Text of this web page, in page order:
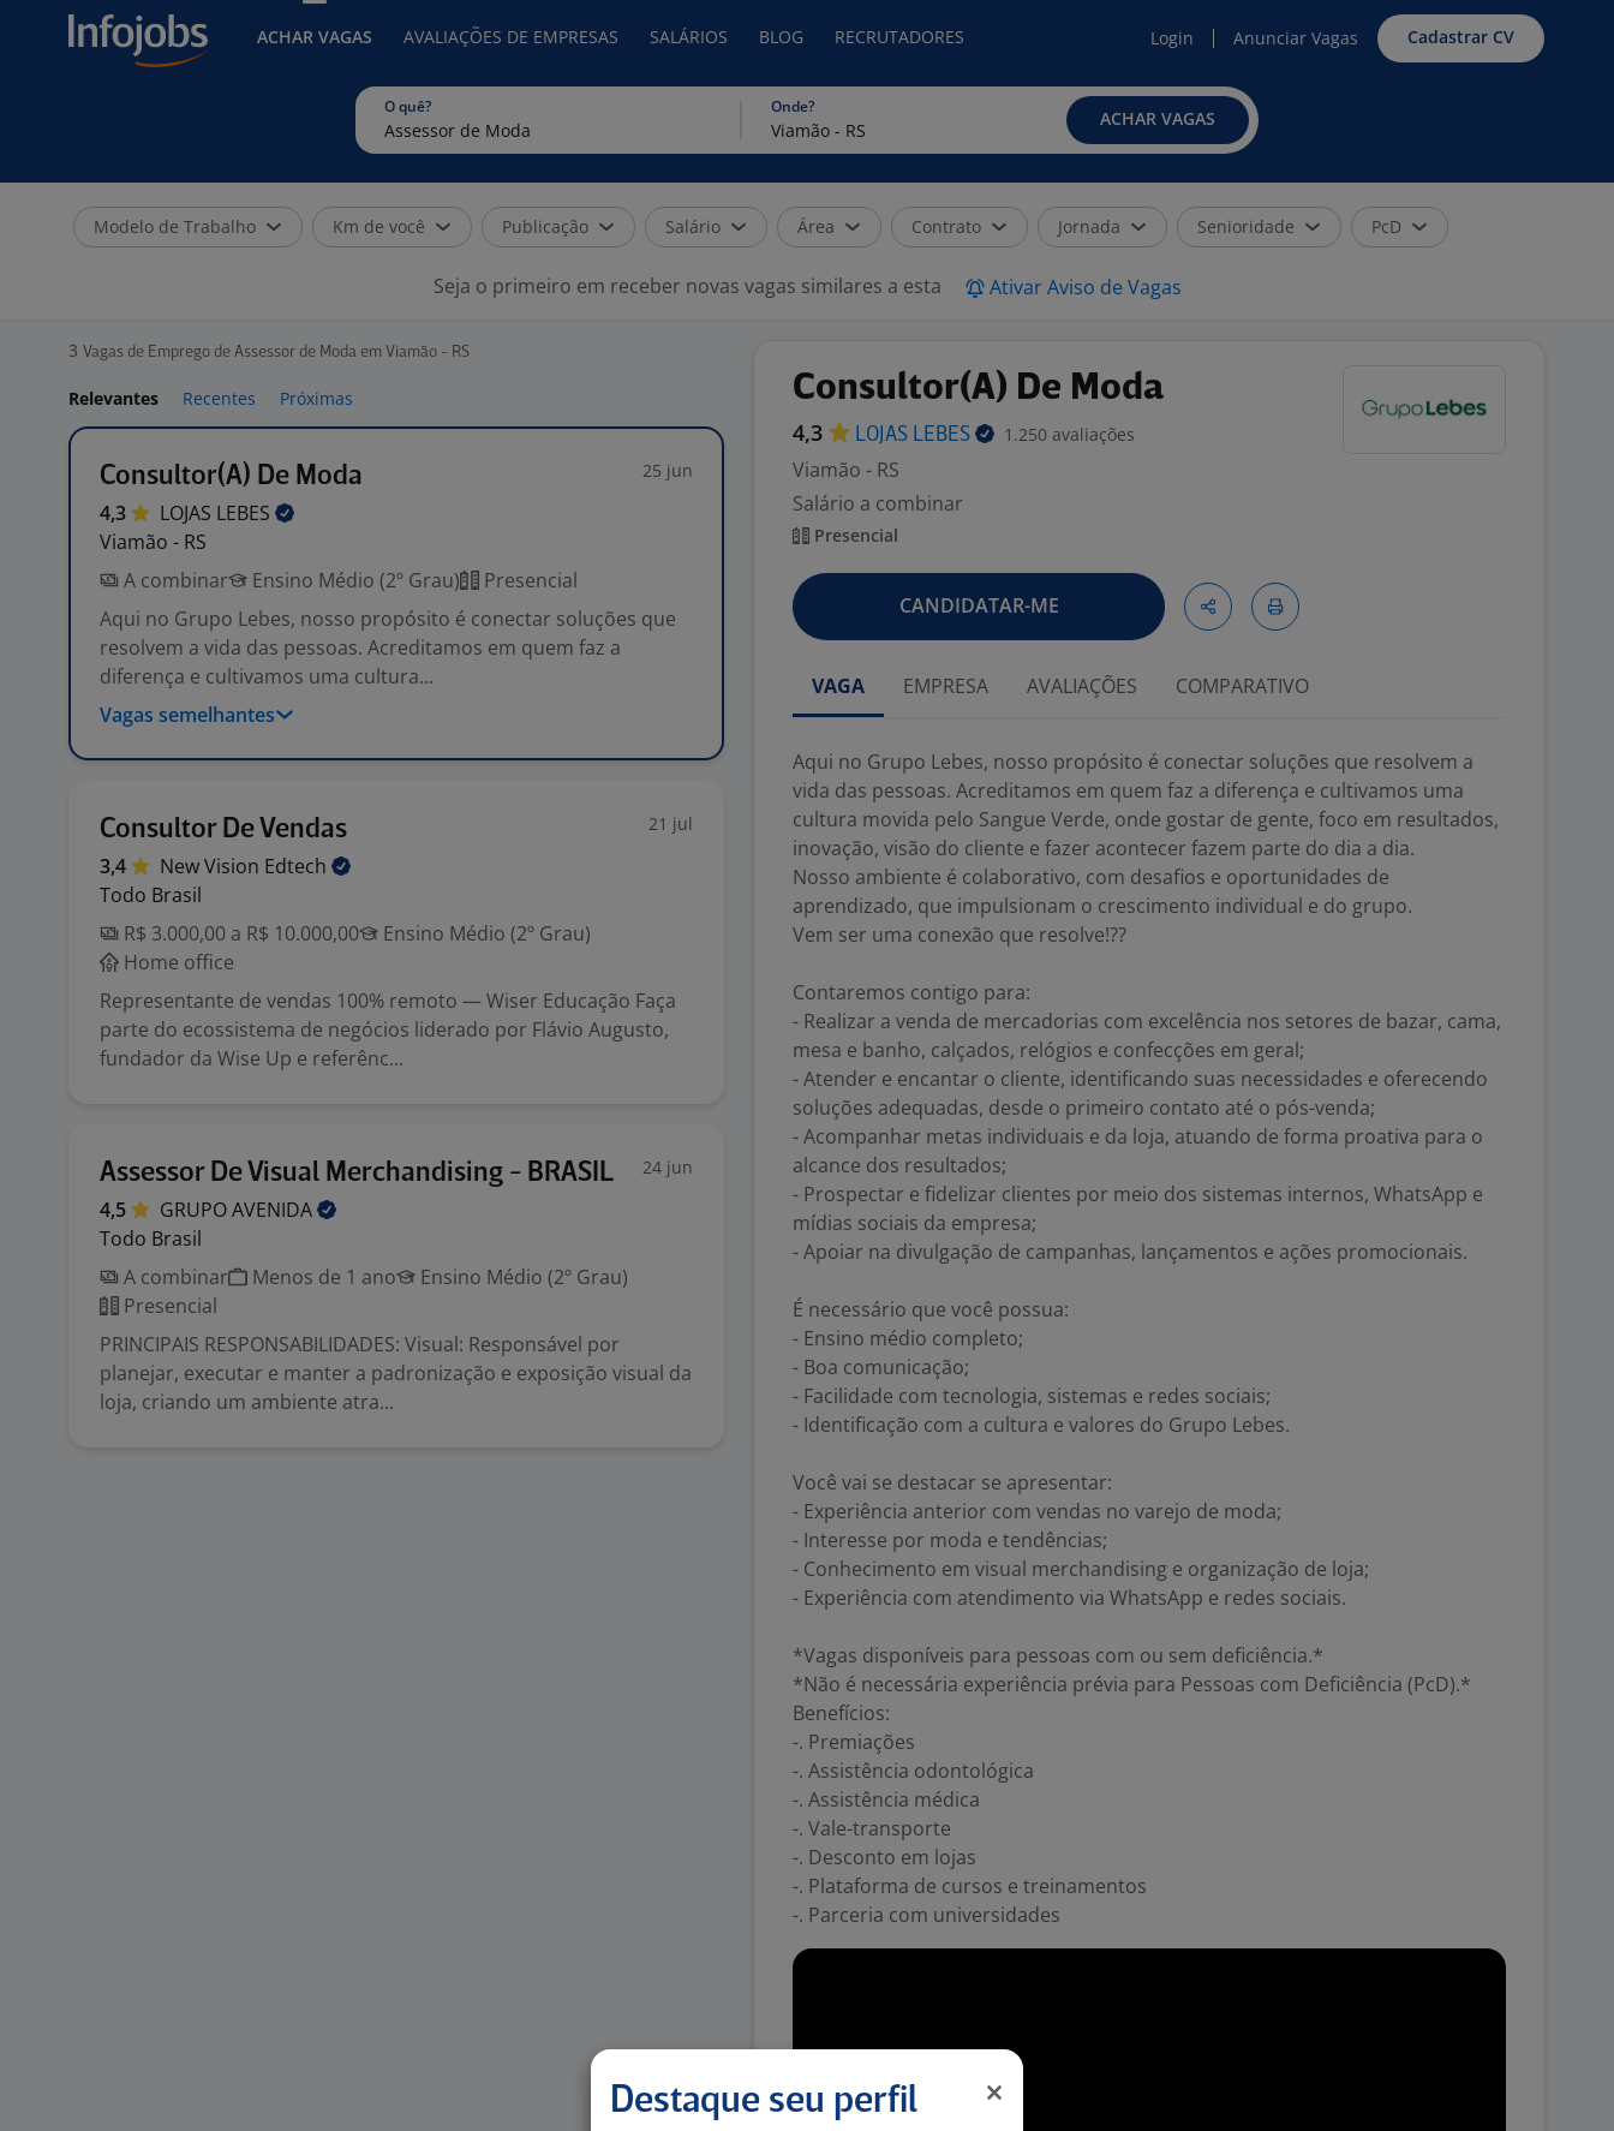
ACHAR VAGAS AVALIAÇÕES DE EMPRESAS SALÁRIOS BLOG RECRUTADORES Login Anunciar Vagas Cadastrar CV
O quê? Onde?
ACHAR VAGAS
Modelo de Trabalho Km de você Publicação Salário Área Contrato Jornada Senioridade PcD
Seja o primeiro em receber novas vagas similares a esta Ativar Aviso de Vagas
3 Vagas de Emprego de Assessor de Moda em Viamão - RS
Relevantes Recentes Próximas
Consultor(A) De Moda 25 jun
4,3 LOJAS LEBES
Viamão - RS
A combinar
Ensino Médio (2º Grau)
Presencial
Aqui no Grupo Lebes, nosso propósito é conectar soluções que
resolvem a vida das pessoas. Acreditamos em quem faz a
diferença e cultivamos uma cultura...
Vagas semelhantes
Consultor De Vendas 21 jul
3,4 New Vision Edtech
Todo Brasil
R$ 3.000,00 a R$ 10.000,00
Ensino Médio (2º Grau)
Home office
Representante de vendas 100% remoto — Wiser Educação Faça
parte do ecossistema de negócios liderado por Flávio Augusto,
fundador da Wise Up e referênc...
Assessor De Visual Merchandising - BRASIL 24 jun
4,5 GRUPOAVENIDA
Todo Brasil
A combinar
Menos de 1 ano
Ensino Médio (2º Grau)
Presencial
PRINCIPAIS RESPONSABILIDADES: Visual: Responsável por
planejar, executar e manter a padronização e exposição visual da
loja, criando um ambiente atra...
Consultor(A) De Moda
4,3 LOJAS LEBES 1.250 avaliações
Viamão - RS
Salário a combinar
Presencial
CANDIDATAR-ME
VAGA EMPRESA AVALIAÇÕES COMPARATIVO
Aqui no Grupo Lebes, nosso propósito é conectar soluções que resolvem a
vida das pessoas. Acreditamos em quem faz a diferença e cultivamos uma
cultura movida pelo Sangue Verde, onde gostar de gente, foco em resultados,
inovação, visão do cliente e fazer acontecer fazem parte do dia a dia.
Nosso ambiente é colaborativo, com desafios e oportunidades de
aprendizado, que impulsionam o crescimento individual e do grupo.
Vem ser uma conexão que resolve!??
Contaremos contigo para:
- Realizar a venda de mercadorias com excelência nos setores de bazar, cama,
mesa e banho, calçados, relógios e confecções em geral;
- Atender e encantar o cliente, identificando suas necessidades e oferecendo
soluções adequadas, desde o primeiro contato até o pós-venda;
- Acompanhar metas individuais e da loja, atuando de forma proativa para o
alcance dos resultados;
- Prospectar e fidelizar clientes por meio dos sistemas internos, WhatsApp e
mídias sociais da empresa;
- Apoiar na divulgação de campanhas, lançamentos e ações promocionais.
É necessário que você possua:
- Ensino médio completo;
- Boa comunicação;
- Facilidade com tecnologia, sistemas e redes sociais;
- Identificação com a cultura e valores do Grupo Lebes.
Você vai se destacar se apresentar:
- Experiência anterior com vendas no varejo de moda;
- Interesse por moda e tendências;
- Conhecimento em visual merchandising e organização de loja;
- Experiência com atendimento via WhatsApp e redes sociais.
*Vagas disponíveis para pessoas com ou sem deficiência.*
*Não é necessária experiência prévia para Pessoas com Deficiência (PcD).*
Benefícios:
-. Premiações
-. Assistência odontológica
-. Assistência médica
-. Vale-transporte
-. Desconto em lojas
-. Plataforma de cursos e treinamentos
-. Parceria com universidades
Destaque seu perfil